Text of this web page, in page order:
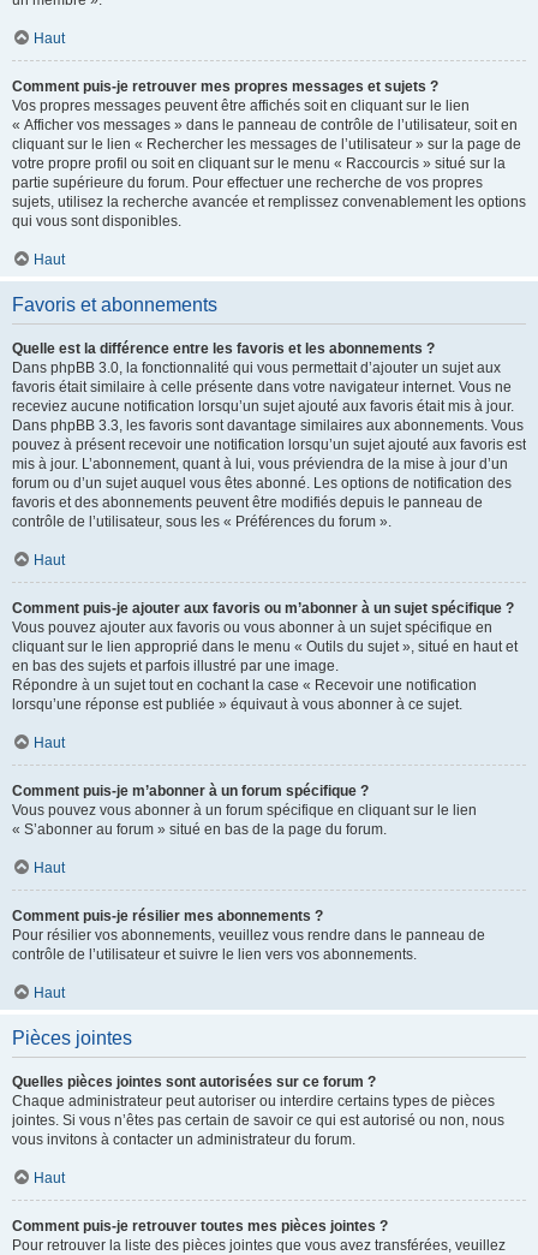
Haut
Comment puis-je retrouver mes propres messages et sujets ?
Vos propres messages peuvent être affichés soit en cliquant sur le lien
« Afficher vos messages » dans le panneau de contrôle de l’utilisateur, soit en
cliquant sur le lien « Rechercher les messages de l’utilisateur » sur la page de
votre propre profil ou soit en cliquant sur le menu « Raccourcis » situé sur la
partie supérieure du forum. Pour effectuer une recherche de vos propres
sujets, utilisez la recherche avancée et remplissez convenablement les options
qui vous sont disponibles.
Haut
Favoris et abonnements
Quelle est la différence entre les favoris et les abonnements ?
Dans phpBB 3.0, la fonctionnalité qui vous permettait d’ajouter un sujet aux
favoris était similaire à celle présente dans votre navigateur internet. Vous ne
receviez aucune notification lorsqu’un sujet ajouté aux favoris était mis à jour.
Dans phpBB 3.3, les favoris sont davantage similaires aux abonnements. Vous
pouvez à présent recevoir une notification lorsqu’un sujet ajouté aux favoris est
mis à jour. L’abonnement, quant à lui, vous préviendra de la mise à jour d’un
forum ou d’un sujet auquel vous êtes abonné. Les options de notification des
favoris et des abonnements peuvent être modifiés depuis le panneau de
contrôle de l’utilisateur, sous les « Préférences du forum ».
Haut
Comment puis-je ajouter aux favoris ou m’abonner à un sujet spécifique ?
Vous pouvez ajouter aux favoris ou vous abonner à un sujet spécifique en
cliquant sur le lien approprié dans le menu « Outils du sujet », situé en haut et
en bas des sujets et parfois illustré par une image.
Répondre à un sujet tout en cochant la case « Recevoir une notification
lorsqu’une réponse est publiée » équivaut à vous abonner à ce sujet.
Haut
Comment puis-je m’abonner à un forum spécifique ?
Vous pouvez vous abonner à un forum spécifique en cliquant sur le lien
« S’abonner au forum » situé en bas de la page du forum.
Haut
Comment puis-je résilier mes abonnements ?
Pour résilier vos abonnements, veuillez vous rendre dans le panneau de
contrôle de l’utilisateur et suivre le lien vers vos abonnements.
Haut
Pièces jointes
Quelles pièces jointes sont autorisées sur ce forum ?
Chaque administrateur peut autoriser ou interdire certains types de pièces
jointes. Si vous n’êtes pas certain de savoir ce qui est autorisé ou non, nous
vous invitons à contacter un administrateur du forum.
Haut
Comment puis-je retrouver toutes mes pièces jointes ?
Pour retrouver la liste des pièces jointes que vous avez transférées, veuillez